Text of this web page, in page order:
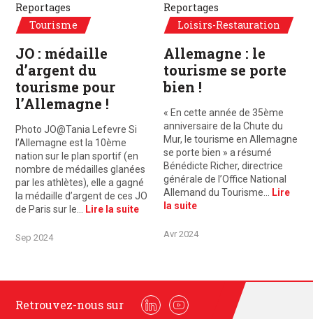
Reportages
Tourisme
JO : médaille
d’argent du
tourisme pour
l’Allemagne !
Photo JO@Tania Lefevre Si
l’Allemagne est la 10ème
nation sur le plan sportif (en
nombre de médailles glanées
par les athlètes), elle a gagné
la médaille d’argent de ces JO
de Paris sur le…
Lire la suite
Sep 2024
Reportages
Loisirs-Restauration
Allemagne : le
tourisme se porte
bien !
« En cette année de 35ème
anniversaire de la Chute du
Mur, le tourisme en Allemagne
se porte bien » a résumé
Bénédicte Richer, directrice
générale de l’Office National
Allemand du Tourisme…
Lire
la suite
Avr 2024
Retrouvez-nous sur
LinkedinYoutube